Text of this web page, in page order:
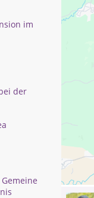
im
der